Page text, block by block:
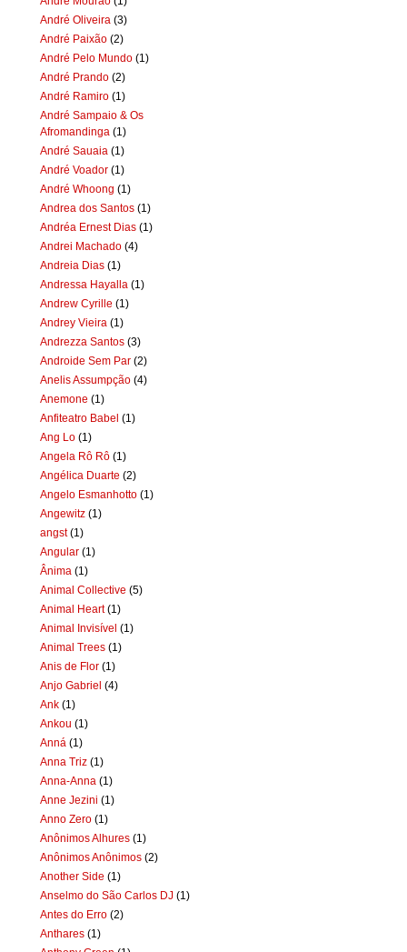
André Oliveira (3)
André Paixão (2)
André Pelo Mundo (1)
André Prando (2)
André Ramiro (1)
André Sampaio & Os
Afromandinga (1)
André Sauaia (1)
André Voador (1)
André Whoong (1)
Andrea dos Santos (1)
Andréa Ernest Dias (1)
Andrei Machado (4)
Andreia Dias (1)
Andressa Hayalla (1)
Andrew Cyrille (1)
Andrey Vieira (1)
Andrezza Santos (3)
Androide Sem Par (2)
Anelis Assumpção (4)
Anemone (1)
Anfiteatro Babel (1)
Ang Lo (1)
Angela Rô Rô (1)
Angélica Duarte (2)
Angelo Esmanhotto (1)
Angewitz (1)
angst (1)
Angular (1)
Ânima (1)
Animal Collective (5)
Animal Heart (1)
Animal Invisível (1)
Animal Trees (1)
Anis de Flor (1)
Anjo Gabriel (4)
Ank (1)
Ankou (1)
Anná (1)
Anna Triz (1)
Anna-Anna (1)
Anne Jezini (1)
Anno Zero (1)
Anônimos Alhures (1)
Anônimos Anônimos (2)
Another Side (1)
Anselmo do São Carlos DJ (1)
Antes do Erro (2)
Anthares (1)